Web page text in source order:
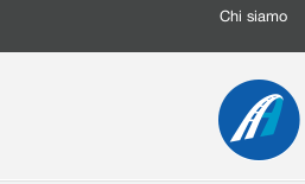
Chi siamo